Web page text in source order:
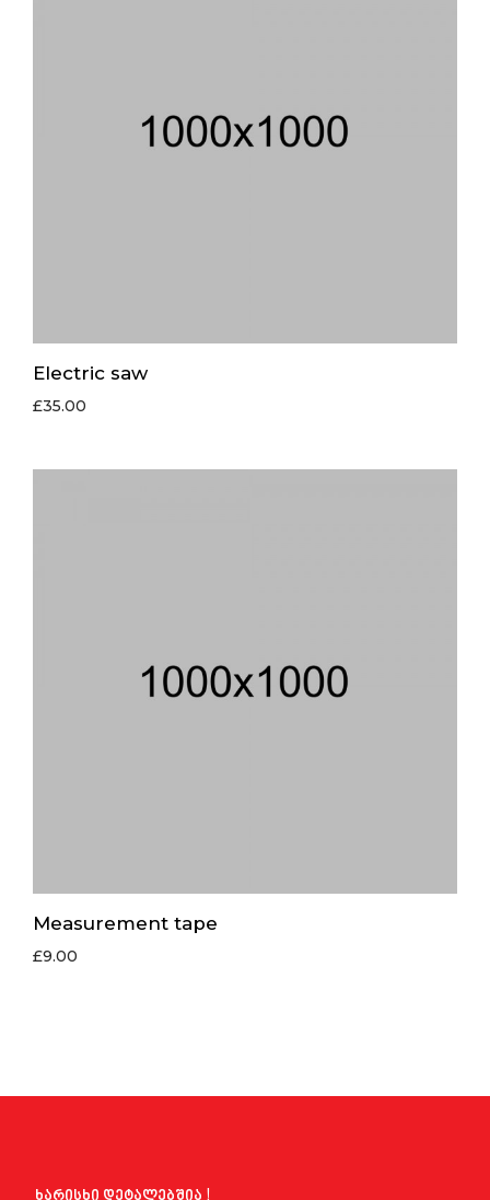
Electric saw
£35.00
Measurement tape
£9.00
ხარისხი დეტალებშია !